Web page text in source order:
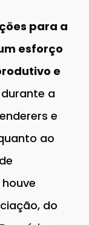
para a
esforço
e
a
e
ao
do